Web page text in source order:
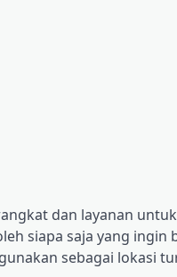
dan layanan
siapa saja yang ingin
sebagai lokasi